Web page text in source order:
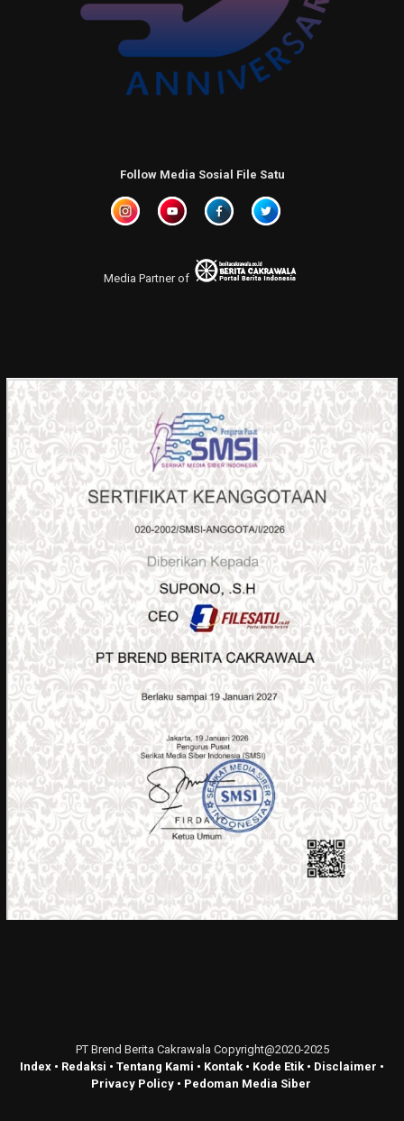
Follow Media Sosial File Satu
Media Partner of
PT Brend Berita Cakrawala Copyright@2020-2025
Index • Redaksi • Tentang Kami • Kontak • Kode Etik • Disclaimer •
Privacy Policy• Pedoman Media Siber